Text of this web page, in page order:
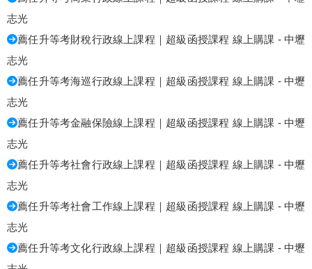
志光
薦任升等考財稅行政線上課程｜超級函授課程 線上購課 - 中壢
志光
薦任升等考海巡行政線上課程｜超級函授課程 線上購課 - 中壢
志光
薦任升等考金融保險線上課程｜超級函授課程 線上購課 - 中壢
志光
薦任升等考社會行政線上課程｜超級函授課程 線上購課 - 中壢
志光
薦任升等考社會工作線上課程｜超級函授課程 線上購課 - 中壢
志光
薦任升等考文化行政線上課程｜超級函授課程 線上購課 - 中壢